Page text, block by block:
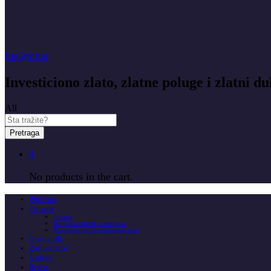
Insignitus
Investiciono zlato, zlatne poluge i zlatni
All
Pretraga
0
No products in the cart.
Početna
O nama
O nama
Insignitus GOLD u medijima
Česta pitanja o investicionom zlatu
Cenovnik
Zašto zlato?
Usluge
Berza